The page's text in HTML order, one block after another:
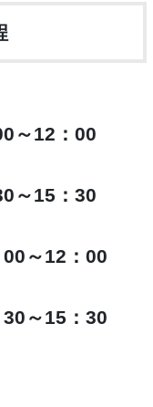
～12：00
～15：30
00～12：00
30～15：30